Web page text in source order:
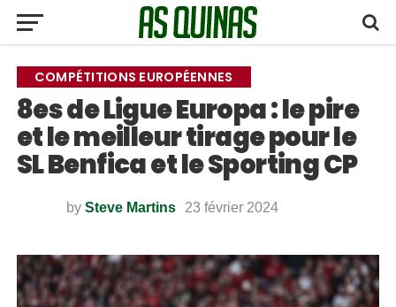
COMPÉTITIONS EUROPÉENNES
8es de Ligue Europa : le pire
et le meilleur tirage pour le
SL Benfica et le Sporting CP
by Steve Martins 23 février 2024